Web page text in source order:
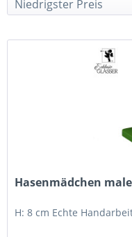
Hasenmädchen
H: 8 cm Echte